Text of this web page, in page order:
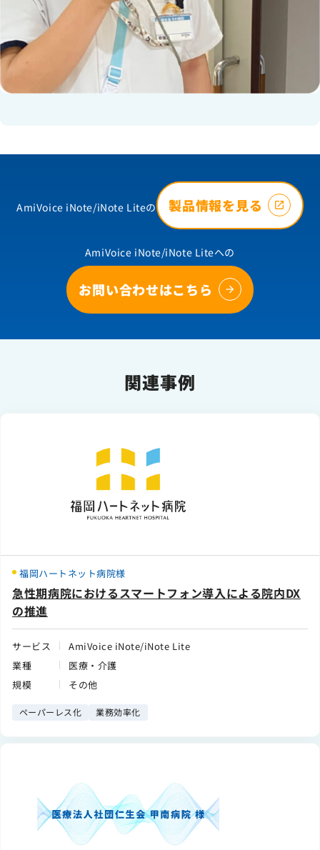
AmiVoice iNote/iNote Liteの 製品情報を見る
AmiVoice iNote/iNote Liteへの
お問い合わせはこちら
関連事例
福岡ハートネット病院様
急性期病院におけるスマートフォン導入による院内DX
の推進
サービス
AmiVoice iNote/iNote Lite
業種
医療・介護
規模
その他
ペーパーレス化 業務効率化